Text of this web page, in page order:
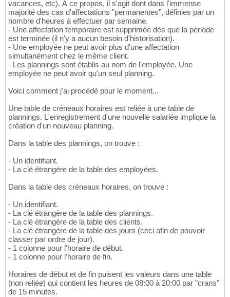
vacances, etc). À ce propos, il s'agit dont dans l'immense
majorité des cas d'affectations "permanentes", définies par un
nombre d'heures à effectuer par semaine.
- Une affectation temporaire est supprimée dès que la période
est terminée (il n'y a aucun besoin d'historisation).
- Une employée ne peut avoir plus d'une affectation
simultanément chez le même client.
- Les plannings sont établis au nom de l'employée. Une
employée ne peut avoir qu'un seul planning.
Voici comment j'ai procédé pour le moment...
Une table de créneaux horaires est reliée à une table de
plannings. L'enregistrement d'une nouvelle salariée implique la
création d'un nouveau planning.
Dans la table des plannings, on trouve :
- Un identifiant.
- La clé étrangère de la table des employées.
Dans la table des créneaux horaires, on trouve :
- Un identifiant.
- La clé étrangère de la table des plannings.
- La clé étrangère de la table des clients.
- La clé étrangère de la table des jours (ceci afin de pouvoir
classer par ordre de jour).
- 1 colonne pour l'horaire de début.
- 1 colonne pour l'horaire de fin.
Horaires de début et de fin puisent les valeurs dans une table
(non reliée) qui contient les heures de 08:00 à 20:00 par "crans"
de 15 minutes.